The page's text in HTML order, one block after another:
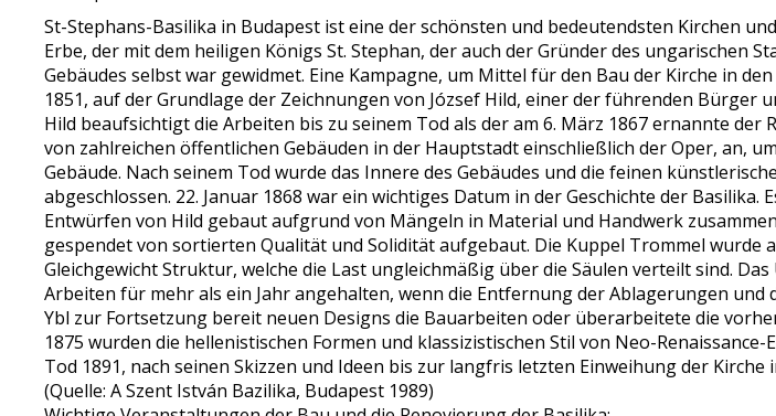
St-Stephans-Basilika in Budapest ist eine der schönsten und bedeutendsten Kirchen
Erbe, der mit dem heiligen Königs St. Stephan, der auch der Gründer des ungarischen
Gebäudes selbst war gewidmet. Eine Kampagne, um Mittel für den Bau der Kirche in
1851, auf der Grundlage der Zeichnungen von József Hild, einer der führenden Bürger
Hild beaufsichtigt die Arbeiten bis zu seinem Tod als der am 6. März 1867 ernannte
von zahlreichen öffentlichen Gebäuden in der Hauptstadt einschließlich der Oper, an,
Gebäude. Nach seinem Tod wurde das Innere des Gebäudes und die feinen
abgeschlossen. 22. Januar 1868 war ein wichtiges Datum in der Geschichte der
Entwürfen von Hild gebaut aufgrund von Mängeln in Material und Handwerk
gespendet von sortierten Qualität und Solidität aufgebaut. Die Kuppel Trommel
Gleichgewicht Struktur, welche die Last ungleichmäßig über die Säulen verteilt sind.
Arbeiten für mehr als ein Jahr angehalten, wenn die Entfernung der Ablagerungen
Ybl zur Fortsetzung bereit neuen Designs die Bauarbeiten oder überarbeitete die
1875 wurden die hellenistischen Formen und klassizistischen Stil von Neo-
Tod 1891, nach seinen Skizzen und Ideen bis zur langfris letzten Einweihung der Kirche
(Quelle: A Szent István Bazilika, Budapest 1989)